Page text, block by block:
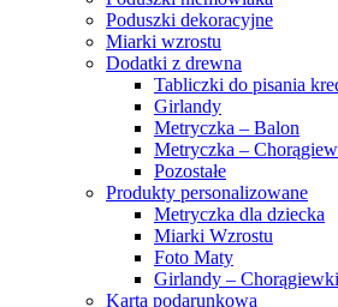
Poduszki dekoracyjne
Miarki wzrostu
Dodatki z drewna
Tabliczki do pisania
Girlandy
Metryczka – Balon
Metryczka –
Pozostałe
Produkty personalizowane
Metryczka dla dziecka
Miarki Wzrostu
Foto Maty
Girlandy –
Karta podarunkowa